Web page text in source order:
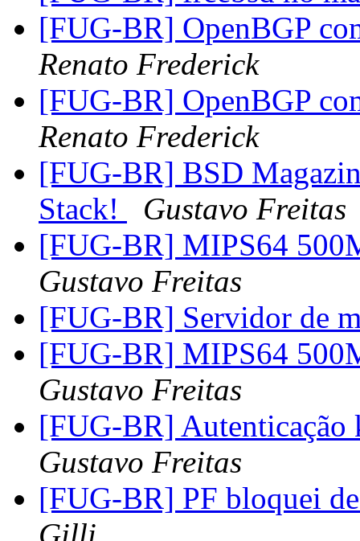
[FUG-BR] OpenBGP
Renato Frederick
[FUG-BR] OpenBGP
Renato Frederick
[FUG-BR] BSD
Stack!
Gustavo Freitas
[FUG-BR] MIPS64
Gustavo Freitas
[FUG-BR] Servidor de
[FUG-BR] MIPS64
Gustavo Freitas
[FUG-BR]
Gustavo Freitas
[FUG-BR] PF bloquei